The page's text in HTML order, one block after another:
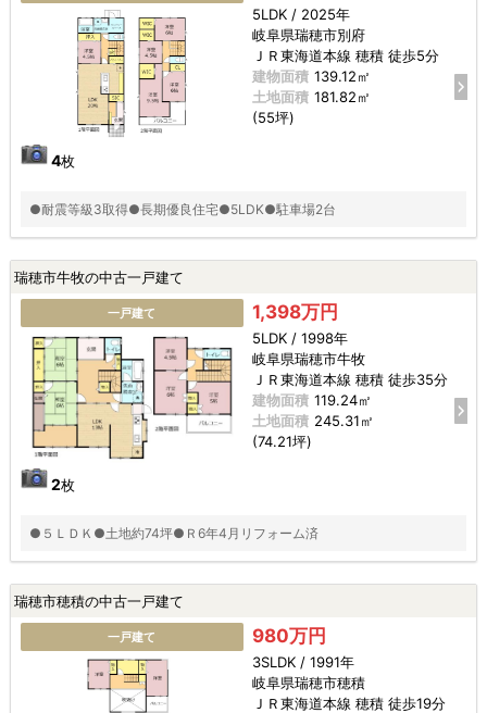
4枚
5LDK / 2025年
岐阜県瑞穂市別府
ＪＲ東海道本線 穂積 徒歩5分
建物面積 139.12㎡
土地面積 181.82㎡
(55坪)
●耐震等級3取得●長期優良住宅●5LDK●駐車場2台
瑞穂市牛牧の中古一戸建て
一戸建て
2枚
1,398万円
5LDK / 1998年
岐阜県瑞穂市牛牧
ＪＲ東海道本線 穂積 徒歩35分
建物面積 119.24㎡
土地面積 245.31㎡
(74.21坪)
●５ＬＤＫ●土地約74坪●Ｒ6年4月リフォーム済
瑞穂市穂積の中古一戸建て
一戸建て 980万円
3SLDK / 1991年
岐阜県瑞穂市穂積
ＪＲ東海道本線 穂積 徒歩19分